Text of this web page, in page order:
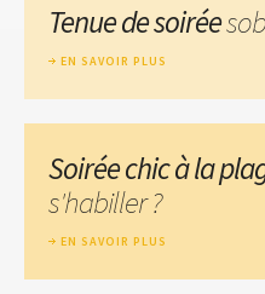
Tenue de soirée
EN SAVOIR PLUS
Soirée chic à la
s'habiller ?
EN SAVOIR PLUS